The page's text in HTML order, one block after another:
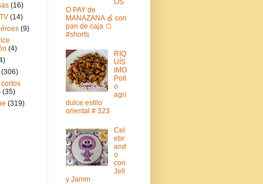
(16)
(14)
(9)
(4)
(306)
(35)
(319)
O PAY de
MANAZANA 🍏 con
pan de caja 🍞
#shorts
RIQ
UÍS
IMO
Poll
o
agri
dulce estilo
oriental # 323
Cel
ebr
and
o
con
Jell
y Jamm